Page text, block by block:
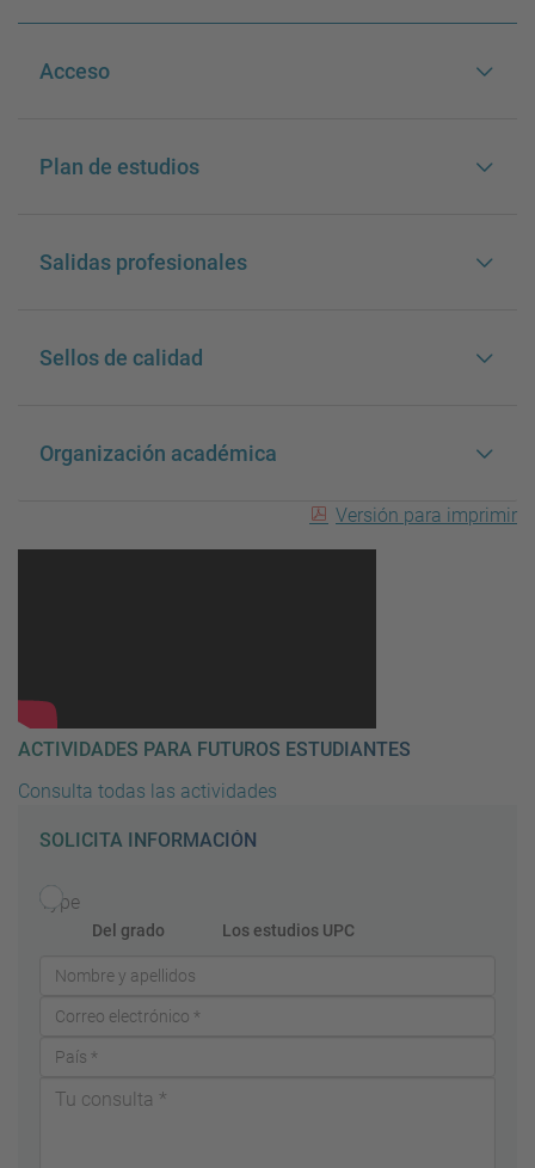
Acceso
Plan de estudios
Salidas profesionales
Sellos de calidad
Organización académica
Versión para imprimir
ACTIVIDADES PARA FUTUROS ESTUDIANTES
Consulta todas las actividades
SOLICITA INFORMACIÓN
Type
Del grado Los estudios UPC